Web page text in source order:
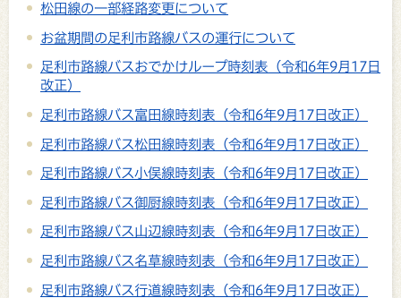
松田線の一部経路変更について
お盆期間の足利市路線バスの運行について
足利市路線バスおでかけループ時刻表（令和6年9月17日
改正）
足利市路線バス富田線時刻表（令和6年9月17日改正）
足利市路線バス松田線時刻表（令和6年9月17日改正）
足利市路線バス小俣線時刻表（令和6年9月17日改正）
足利市路線バス御厨線時刻表（令和6年9月17日改正）
足利市路線バス山辺線時刻表（令和6年9月17日改正）
足利市路線バス名草線時刻表（令和6年9月17日改正）
足利市路線バス行道線時刻表（令和6年9月17日改正）